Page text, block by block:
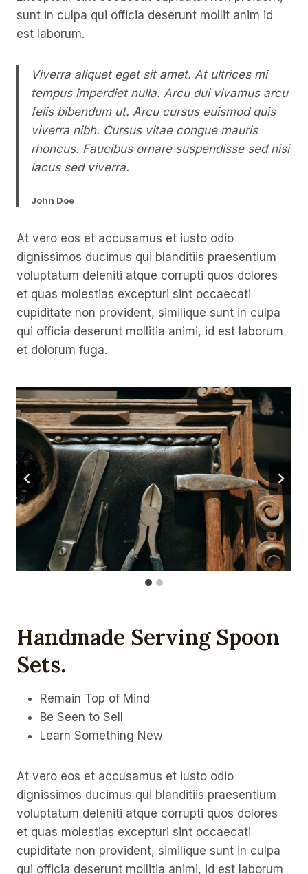
sunt in culpa qui officia deserunt mollit anim id
est laborum.
Viverra aliquet eget sit amet. At ultrices mi
tempus imperdiet nulla. Arcu dui vivamus arcu
felis bibendum ut. Arcu cursus euismod quis
viverra nibh. Cursus vitae congue mauris
rhoncus. Faucibus ornare suspendisse sed nisi
lacus sed viverra.
John Doe
At vero eos et accusamus et iusto odio
dignissimos ducimus qui blanditiis praesentium
voluptatum deleniti atque corrupti quos dolores
et quas molestias excepturi sint occaecati
cupiditate non provident, similique sunt in culpa
qui officia deserunt mollitia animi, id est laborum
et dolorum fuga.
Handmade Serving Spoon
Sets.
Remain Top of Mind
Be Seen to Sell
Learn Something New
At vero eos et accusamus et iusto odio
dignissimos ducimus qui blanditiis praesentium
voluptatum deleniti atque corrupti quos dolores
et quas molestias excepturi sint occaecati
cupiditate non provident, similique sunt in culpa
qui officia deserunt mollitia animi, id est laborum